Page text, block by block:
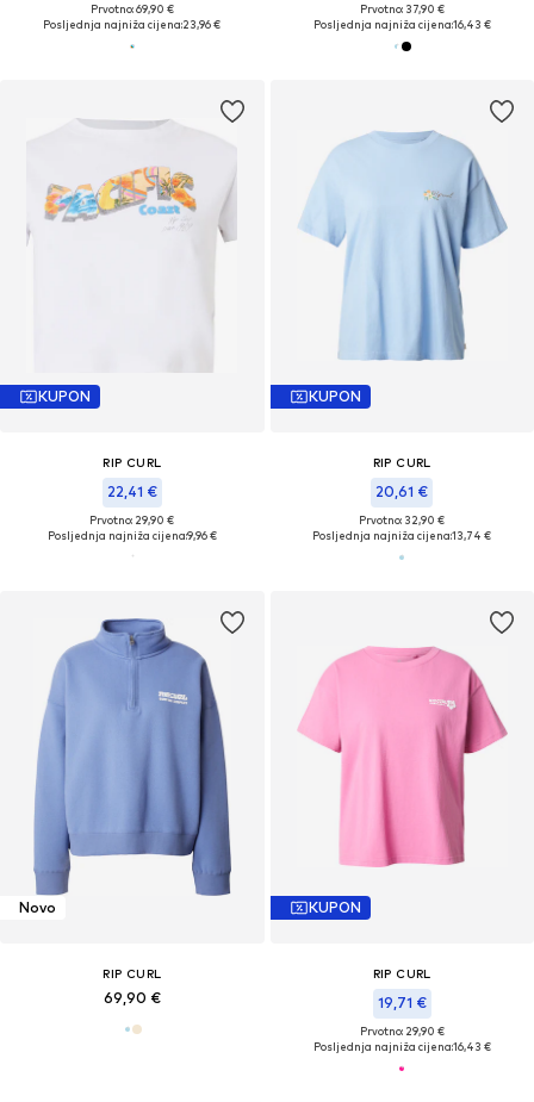
Prvotno: 69,90 €
Posljednja najniža cijena:23,96 €
Prvotno: 37,90 €
Posljednja najniža cijena:16,43 €
KUPON
RIP CURL
22,41 €
Prvotno: 29,90 €
Posljednja najniža cijena:9,96 €
KUPON
RIP CURL
20,61 €
Prvotno: 32,90 €
Posljednja najniža cijena:13,74 €
Novo
RIP CURL
69,90 €
KUPON
RIP CURL
19,71 €
Prvotno: 29,90 €
Posljednja najniža cijena:16,43 €